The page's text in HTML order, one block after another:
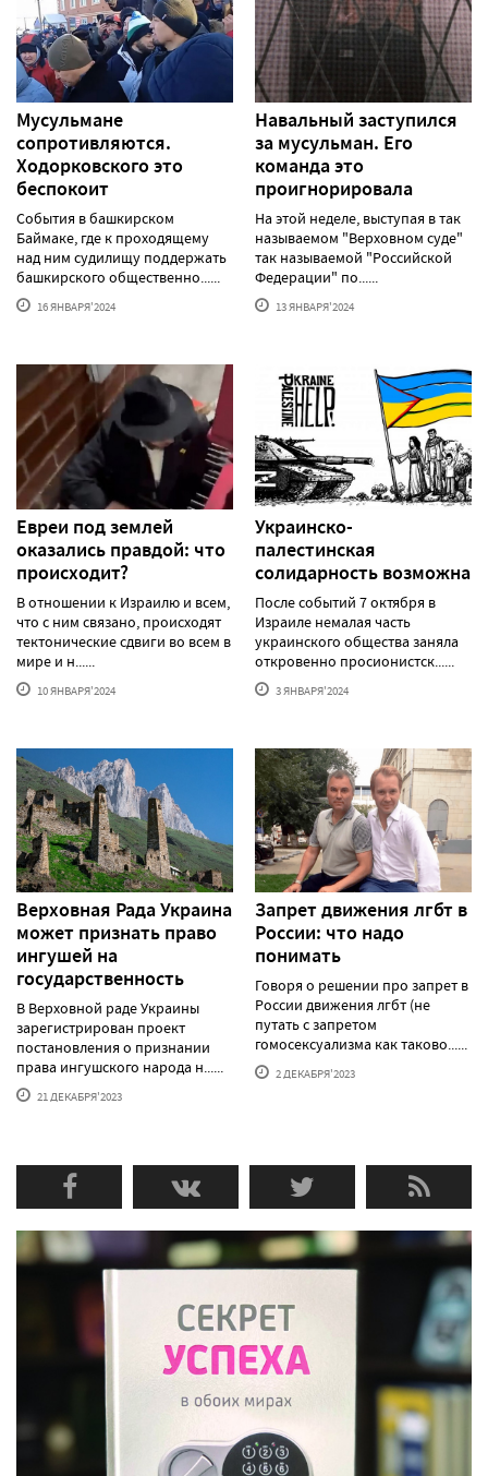
Мусульмане
сопротивляются.
Ходорковского это
беспокоит
События в башкирском
Баймаке, где к проходящему
над ним судилищу поддержать
башкирского общественно......
16 ЯНВАРЯ'2024
Навальный заступился
за мусульман. Его
команда это
проигнорировала
На этой неделе, выступая в так
называемом "Верховном суде"
так называемой "Российской
Федерации" по......
13 ЯНВАРЯ'2024
Евреи под землей
оказались правдой: что
происходит?
В отношении к Израилю и всем,
что с ним связано, происходят
тектонические сдвиги во всем в
мире и н......
10 ЯНВАРЯ'2024
Украинско-
палестинская
солидарность возможна
После событий 7 октября в
Израиле немалая часть
украинского общества заняла
откровенно просионистск......
3 ЯНВАРЯ'2024
Верховная Рада Украина
может признать право
ингушей на
государственность
В Верховной раде Украины
зарегистрирован проект
постановления о признании
права ингушского народа н......
21 ДЕКАБРЯ'2023
Запрет движения лгбт в
России: что надо
понимать
Говоря о решении про запрет в
России движения лгбт (не
путать с запретом
гомосексуализма как таково......
2 ДЕКАБРЯ'2023